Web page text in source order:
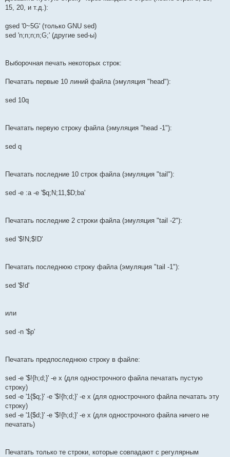
15, 20, и т.д.):
gsed '0~5G' (только GNU sed)
sed 'n;n;n;n;G;' (другие sed-ы)
Выборочная печать некоторых строк:
Печатать первые 10 линий файла (эмуляция "head"):
sed 10q
Печатать первую строку файла (эмуляция "head -1"):
sed q
Печатать последние 10 строк файла (эмуляция "tail"):
sed -e :a -e '$q;N;11,$D;ba'
Печатать последние 2 строки файла (эмуляция "tail -2"):
sed '$!N;$!D'
Печатать последнюю строку файла (эмуляция "tail -1"):
sed '$!d'
или
sed -n '$p'
Печатать предпоследнюю строку в файле:
sed -e '$!{h;d;}' -e x (для однострочного файла печатать пустую
строку)
sed -e '1{$q;}' -e '$!{h;d;}' -e x (для однострочного файла печатать эту
строку)
sed -e '1{$d;}' -e '$!{h;d;}' -e x (для однострочного файла ничего не
печатать)
Печатать только те строки, которые совпадают с регулярным